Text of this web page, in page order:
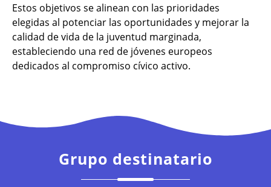
Estos objetivos se alinean con las prioridades
elegidas al potenciar las oportunidades y mejorar la
calidad de vida de la juventud marginada,
estableciendo una red de jóvenes europeos
dedicados al compromiso cívico activo.
Grupo destinatario